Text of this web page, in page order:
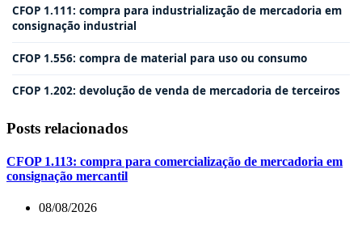
CFOP 1.111: compra para industrialização de mercadoria em
consignação industrial
CFOP 1.556: compra de material para uso ou consumo
CFOP 1.202: devolução de venda de mercadoria de terceiros
Posts relacionados
CFOP 1.113: compra para comercialização de mercadoria em
consignação mercantil
08/08/2026